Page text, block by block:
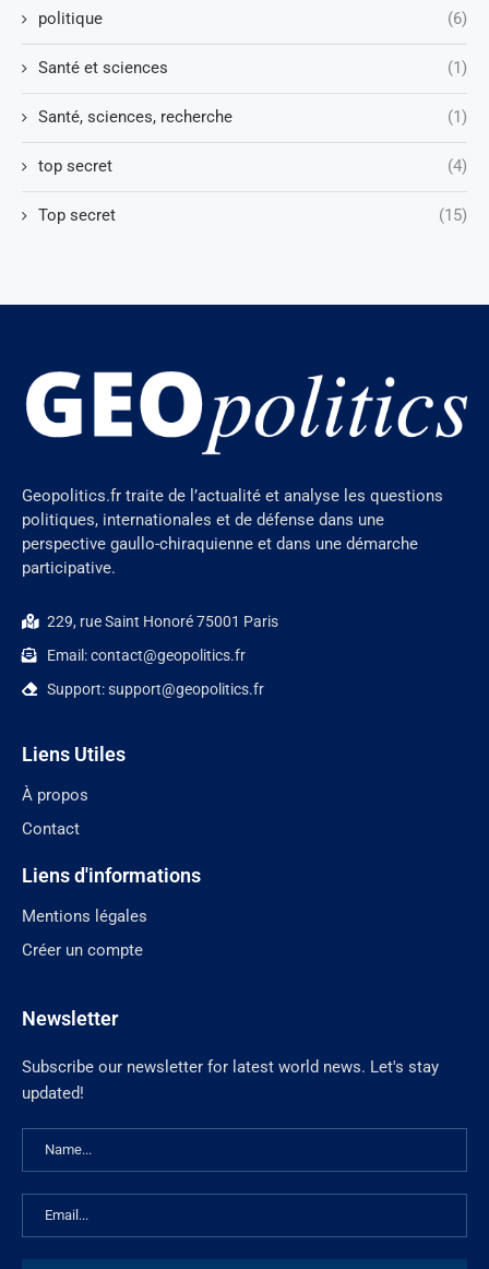
politique (6)
Santé et sciences (1)
Santé, sciences, recherche (1)
top secret (4)
Top secret (15)
Geopolitics.fr traite de l’actualité et analyse les questions
politiques, internationales et de défense dans une
perspective gaullo-chiraquienne et dans une démarche
participative.
229, rue Saint Honoré 75001 Paris
Email: contact@geopolitics.fr
Support: support@geopolitics.fr
Liens Utiles
À propos
Contact
Liens d'informations
Mentions légales
Créer un compte
Newsletter
Subscribe our newsletter for latest world news. Let's stay
updated!